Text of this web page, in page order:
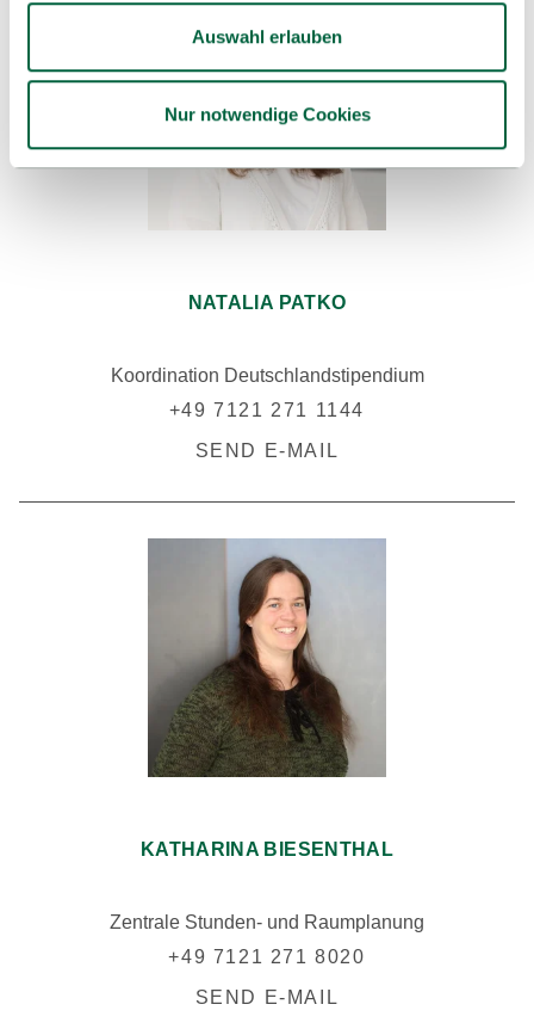
Auswahl erlauben
Nur notwendige Cookies
NATALIA PATKO
Koordination Deutschlandstipendium
+49 7121 271 1144
SEND E-MAIL
KATHARINA BIESENTHAL
Zentrale Stunden- und Raumplanung
+49 7121 271 8020
SEND E-MAIL